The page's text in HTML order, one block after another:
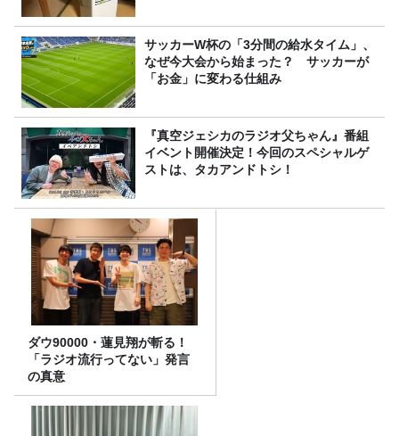
サッカーW杯の「3分間の給水タイム」、
なぜ今大会から始まった？ サッカーが
「お金」に変わる仕組み
『真空ジェシカのラジオ父ちゃん』番組
イベント開催決定！今回のスペシャルゲ
ストは、タカアンドトシ！
ダウ90000・蓮見翔が斬る！
「ラジオ流行ってない」発言
の真意